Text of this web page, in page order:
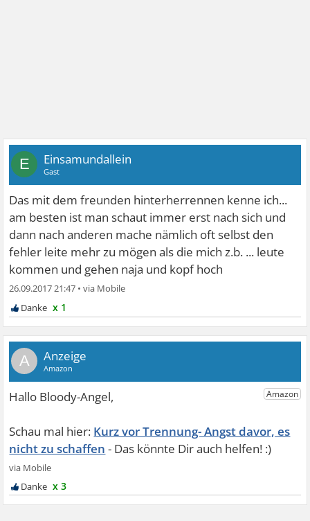
E Einsamundallein
Gast
Das mit dem freunden hinterherrennen kenne ich...
am besten ist man schaut immer erst nach sich und
dann nach anderen mache nämlich oft selbst den
fehler leite mehr zu mögen als die mich z.b. ... leute
kommen und gehen naja und kopf hoch
26.09.2017 21:47 •
x 1
A
Kurz vor Trennung- Angst davor, es
nicht zu schaffen
x 3